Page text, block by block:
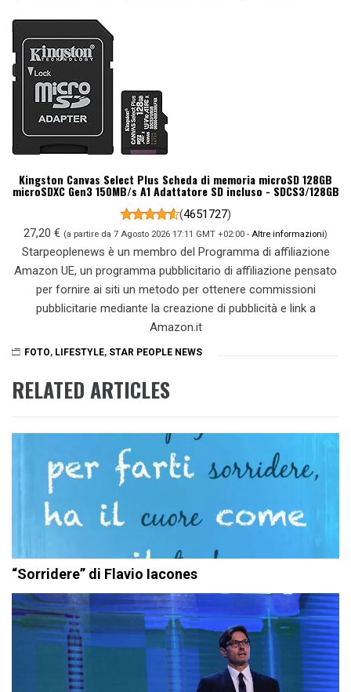
Kingston Canvas Select Plus Scheda di memoria microSD 128GB
microSDXC Gen3 150MB/s A1 Adattatore SD incluso - SDCS3/128GB
(4651727)
27,20 € (a partire da 7 Agosto 2026 17:11 GMT +02:00 - Altre informazioni)
Starpeoplenews è un membro del Programma di affiliazione
Amazon UE, un programma pubblicitario di affiliazione pensato
per fornire ai siti un metodo per ottenere commissioni
pubblicitarie mediante la creazione di pubblicità e link a
Amazon.it
FOTO, LIFESTYLE, STAR PEOPLE NEWS
RELATED ARTICLES
“Sorridere” di Flavio Iacones